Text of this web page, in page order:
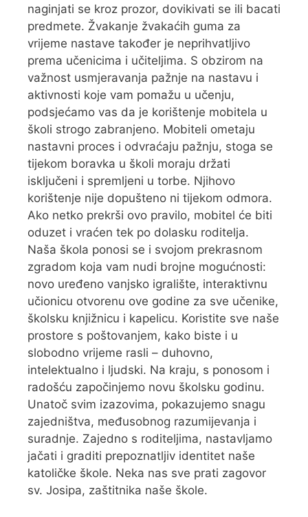
naginjati se kroz prozor, dovikivati se ili bacati
predmete. Žvakanje žvakaćih guma za
vrijeme nastave također je neprihvatljivo
prema učenicima i učiteljima. S obzirom na
važnost usmjeravanja pažnje na nastavu i
aktivnosti koje vam pomažu u učenju,
podsjećamo vas da je korištenje mobitela u
školi strogo zabranjeno. Mobiteli ometaju
nastavni proces i odvraćaju pažnju, stoga se
tijekom boravka u školi moraju držati
isključeni i spremljeni u torbe. Njihovo
korištenje nije dopušteno ni tijekom odmora.
Ako netko prekrši ovo pravilo, mobitel će biti
oduzet i vraćen tek po dolasku roditelja.
Naša škola ponosi se i svojom prekrasnom
zgradom koja vam nudi brojne mogućnosti:
novo uređeno vanjsko igralište, interaktivnu
učionicu otvorenu ove godine za sve učenike,
školsku knjižnicu i kapelicu. Koristite sve naše
prostore s poštovanjem, kako biste i u
slobodno vrijeme rasli – duhovno,
intelektualno i ljudski. Na kraju, s ponosom i
radošću započinjemo novu školsku godinu.
Unatoč svim izazovima, pokazujemo snagu
zajedništva, međusobnog razumijevanja i
suradnje. Zajedno s roditeljima, nastavljamo
jačati i graditi prepoznatljiv identitet naše
katoličke škole. Neka nas sve prati zagovor
sv. Josipa, zaštitnika naše škole.